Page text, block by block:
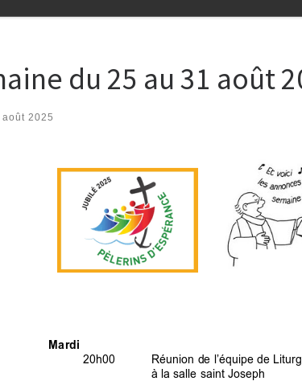
du 25 au 31 août
août 2025